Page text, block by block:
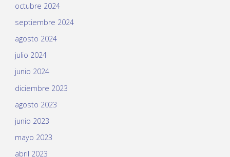
octubre 2024
septiembre 2024
agosto 2024
julio 2024
junio 2024
diciembre 2023
agosto 2023
junio 2023
mayo 2023
abril 2023